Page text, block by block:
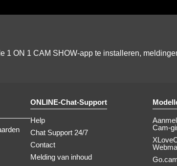
1 ON 1 CAM SHOW-app te installeren,
ONLINE-Chat-Support
Help
Chat Support 24/7
Contact
Melding van inhoud
Cam-